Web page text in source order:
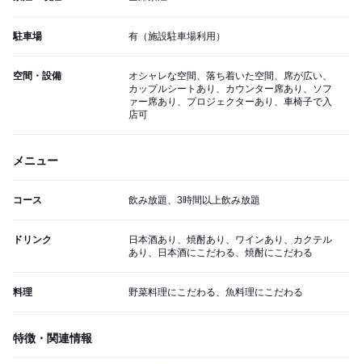
駐車場 有（施設駐車場利用）
空間・設備
オシャレな空間、落ち着いた空間、席が広い、
カップルシートあり、カウンター席あり、ソフ
ァー席あり、プロジェクターあり、車椅子で入
店可
メニュー
コース 飲み放題、3時間以上飲み放題
ドリンク
日本酒あり、焼酎あり、ワインあり、カクテル
あり、日本酒にこだわる、焼酎にこだわる
料理 野菜料理にこだわる、魚料理にこだわる
特徴・関連情報